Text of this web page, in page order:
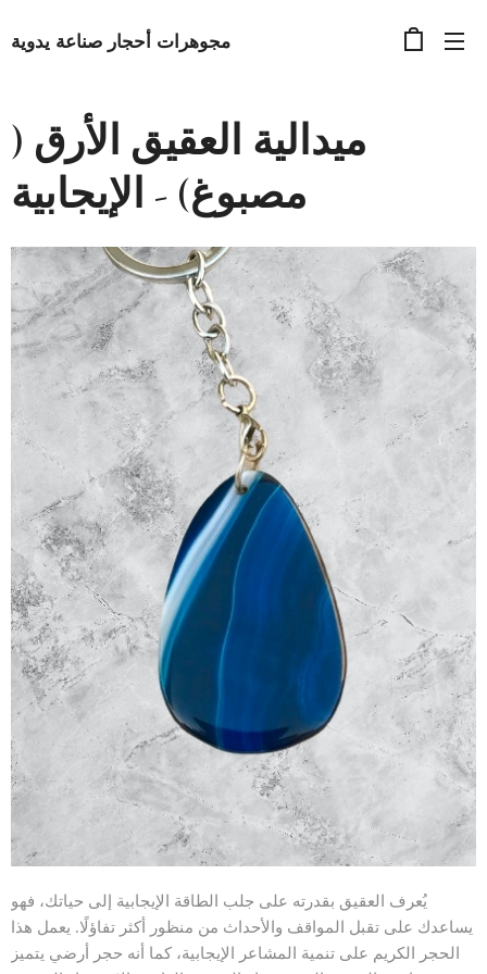
مجوهرات أحجار صناعة يدوية
ميدالية العقيق الأرق (
مصبوغ) - الإيجابية
يُعرف العقيق بقدرته على جلب الطاقة الإيجابية إلى حياتك، فهو
يساعدك على تقبل المواقف والأحداث من منظور أكثر تفاؤلًا. يعمل هذا
الحجر الكريم على تنمية المشاعر الإيجابية، كما أنه حجر أرضي يتميز